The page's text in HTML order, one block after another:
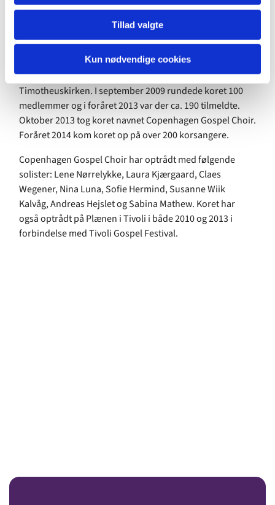
Tillad valgte
Kun nødvendige cookies
Copenhagen Gospel Choir historie
Copenhagen Gospel Choir startede i august 2006 i en
frikirke på Frederiksberg, som hed Cafékirken. Året efter
flyttede koret til Valby og hed på det tidspunkt Valby
Gospel Choir. Siden januar 2009 har koret været i
Timotheuskirken. I september 2009 rundede koret 100
medlemmer og i foråret 2013 var der ca. 190 tilmeldte.
Oktober 2013 tog koret navnet Copenhagen Gospel Choir.
Foråret 2014 kom koret op på over 200 korsangere.
Copenhagen Gospel Choir har optrådt med følgende
solister: Lene Nørrelykke, Laura Kjærgaard, Claes
Wegener, Nina Luna, Sofie Hermind, Susanne Wiik
Kalvåg, Andreas Hejslet og Sabina Mathew. Koret har
også optrådt på Plænen i Tivoli i både 2010 og 2013 i
forbindelse med Tivoli Gospel Festival.